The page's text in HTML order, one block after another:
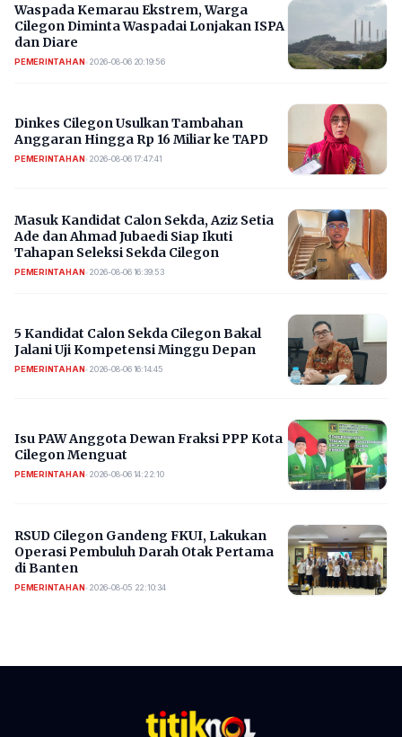
Waspada Kemarau Ekstrem, Warga
Cilegon Diminta Waspadai Lonjakan ISPA
dan Diare
PEMERINTAHAN• 2026-08-06 20:19:56
Dinkes Cilegon Usulkan Tambahan
Anggaran Hingga Rp 16 Miliar ke TAPD
PEMERINTAHAN• 2026-08-06 17:47:41
Masuk Kandidat Calon Sekda, Aziz Setia
Ade dan Ahmad Jubaedi Siap Ikuti
Tahapan Seleksi Sekda Cilegon
PEMERINTAHAN• 2026-08-06 16:39:53
5 Kandidat Calon Sekda Cilegon Bakal
Jalani Uji Kompetensi Minggu Depan
PEMERINTAHAN• 2026-08-06 16:14:45
Isu PAW Anggota Dewan Fraksi PPP Kota
Cilegon Menguat
PEMERINTAHAN• 2026-08-06 14:22:10
RSUD Cilegon Gandeng FKUI, Lakukan
Operasi Pembuluh Darah Otak Pertama
di Banten
PEMERINTAHAN• 2026-08-05 22:10:34